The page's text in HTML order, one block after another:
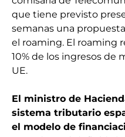
que tiene previsto
semanas una
el roaming. El roaming
10% de los ingresos de
UE.
El ministro de
sistema tributario
el modelo de